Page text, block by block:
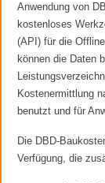
Anwendung von
kostenloses
(API) für die
können die Daten
Kostenermittlung
benutzt und für
Die DBD-
Verfügung, die